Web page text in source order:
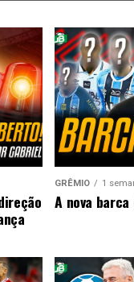
GRÊMIO 1
A nova